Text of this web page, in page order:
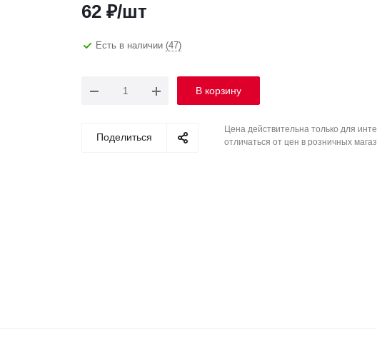
62 ₽/шт
Есть в наличии (47)
В корзину
Поделиться
Цена действительна только для
отличаться от цен в розничных